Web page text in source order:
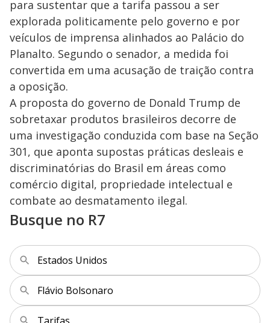
para sustentar que a tarifa passou a ser
explorada politicamente pelo governo e por
veículos de imprensa alinhados ao Palácio do
Planalto. Segundo o senador, a medida foi
convertida em uma acusação de traição contra
a oposição.
A proposta do governo de Donald Trump de
sobretaxar produtos brasileiros decorre de
uma investigação conduzida com base na Seção
301, que aponta supostas práticas desleais e
discriminatórias do Brasil em áreas como
comércio digital, propriedade intelectual e
combate ao desmatamento ilegal.
Busque no R7
Estados Unidos
Flávio Bolsonaro